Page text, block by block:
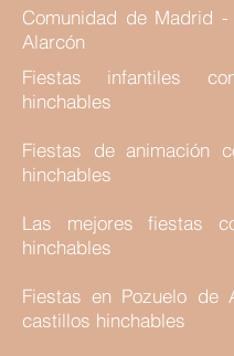
Comunidad de Madrid -
Alarcón
Fiestas infantiles
hinchables
Fiestas de animación
hinchables
Las mejores fiestas
hinchables
Fiestas en Pozuelo de
castillos hinchables